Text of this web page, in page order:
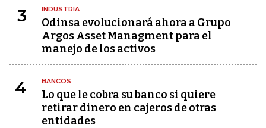
3 INDUSTRIA
Odinsa evolucionará ahora a Grupo
Argos Asset Managment para el
manejo de los activos
4 BANCOS
Lo que le cobra su banco si quiere
retirar dinero en cajeros de otras
entidades